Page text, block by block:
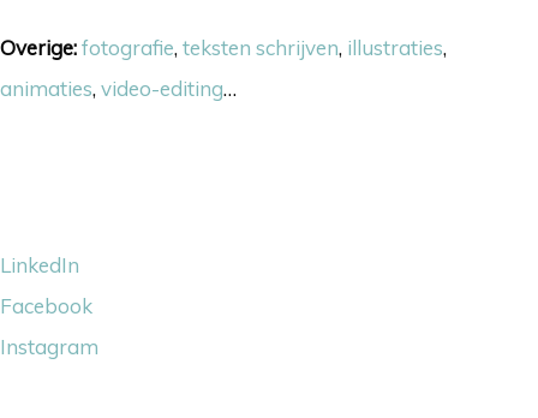
Overige:fotografie, teksten schrijven, illustraties,
animaties, video-editing…
LinkedIn
Facebook
Instagram